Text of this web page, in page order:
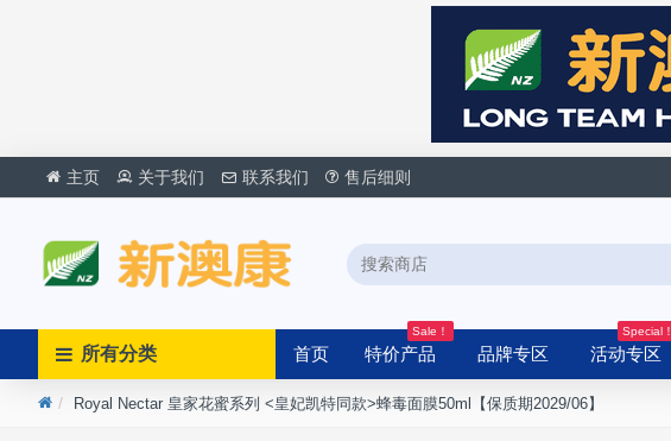
主页 关于我们 联系我们 售后细则
所有分类 首页 特价产品
Sale！
品牌专区 活动专区
Special！
Royal Nectar 皇家花蜜系列 <皇妃凯特同款>蜂毒面膜50ml【保质期2029/06】